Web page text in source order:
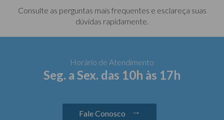
Consulte as perguntas mais frequentes e esclareça suas
dúvidas rapidamente.
Horário de Atendimento
Seg. a Sex. das 10h às 17h
Fale Conosco